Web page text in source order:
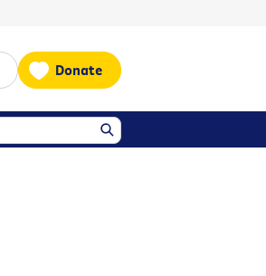
Donate